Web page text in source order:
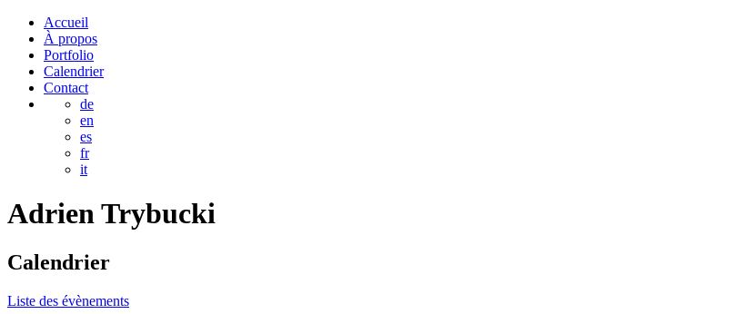
Accueil
À propos
Portfolio
Calendrier
Contact
de
en
es
fr
it
AdrienTrybucki
Calendrier
Liste des évènements